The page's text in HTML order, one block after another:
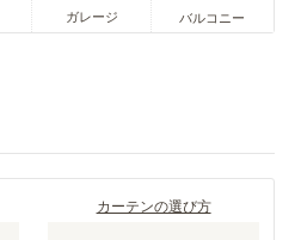
ガレージ バルコニー
カーテンの選び方